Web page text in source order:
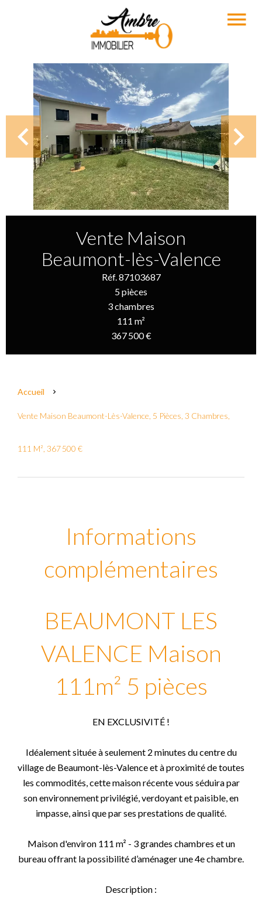
Vente Maison
Beaumont-lès-Valence
Réf. 87103687
5 pièces
3 chambres
111 m²
367 500 €
Accueil
Vente Maison Beaumont-Lès-Valence, 5 Pièces, 3 Chambres,
111 M², 367 500 €
Informations
complémentaires
BEAUMONT LES
VALENCE Maison
111m² 5 pièces
EN EXCLUSIVITÉ !
Idéalement située à seulement 2 minutes du centre du
village de Beaumont-lès-Valence et à proximité de toutes
les commodités, cette maison récente vous séduira par
son environnement privilégié, verdoyant et paisible, en
impasse, ainsi que par ses prestations de qualité.
Maison d'environ 111 m² - 3 grandes chambres et un
bureau offrant la possibilité d’aménager une 4e chambre.
Description :